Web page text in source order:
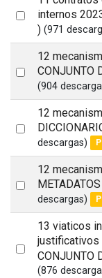
Selectinternos
) (971
Select
12
CONJUNTO
(904
Select
12
descargas)
Select
12
METADATOS
descargas)
Select
13 viaticos
justificativos
CONJUNTO
(876